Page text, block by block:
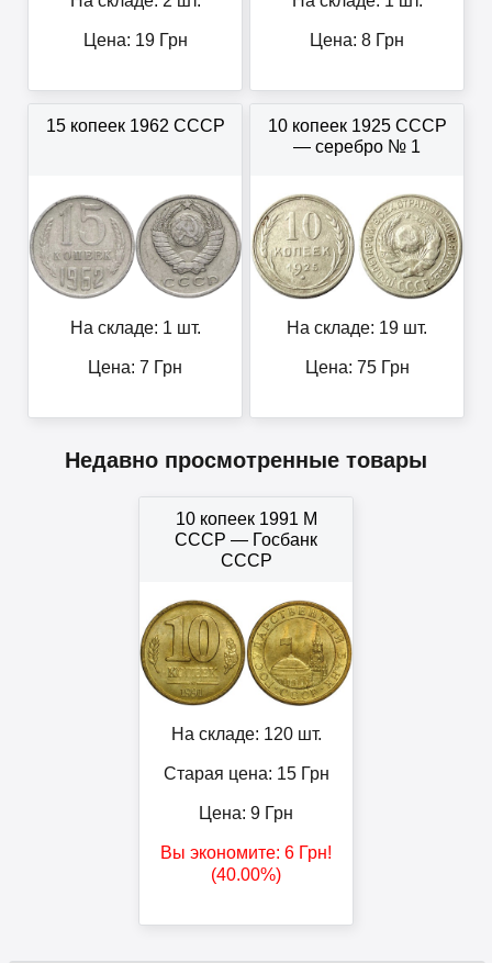
Цена: 19Грн Цена: 8 Грн
15 копеек 1962 СССР
На складе: 1 шт.
Цена: 7 Грн
10 копеек 1925 СССР
— серебро № 1
На складе: 19 шт.
Цена: 75Грн
Недавно просмотренные товары
10 копеек 1991 М
СССР — Госбанк
СССР
На складе: 120 шт.
Старая цена: 15Грн
Цена: 9 Грн
Вы экономите: 6 Грн!
(40.00%)